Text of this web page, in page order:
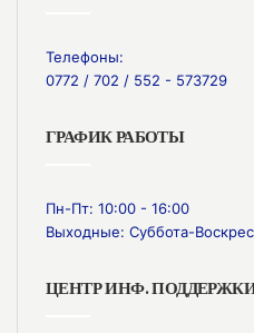
Телефоны:
0772 / 702 / 552 - 573729
ГРАФИК РАБОТЫ
Пн-Пт: 10:00 - 16:00
Выходные: Суббота-
ЦЕНТР ИНФ.